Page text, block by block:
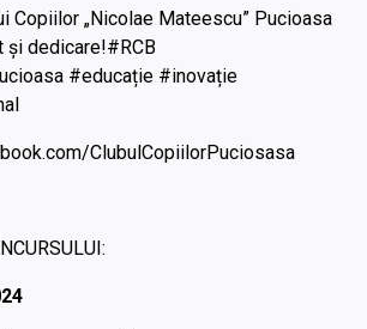
Copiilor „Nicolae Mateescu” Pucioasa
și dedicare!#RCB
#educație #inovație
ClubulCopiilorPuciosasa